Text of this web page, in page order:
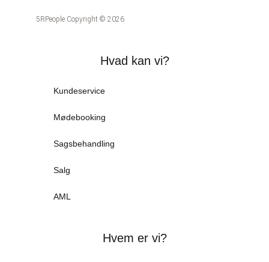
5RPeople Copyright © 2026
Hvad kan vi?
Kundeservice
Mødebooking
Sagsbehandling
Salg
AML
Hvem er vi?